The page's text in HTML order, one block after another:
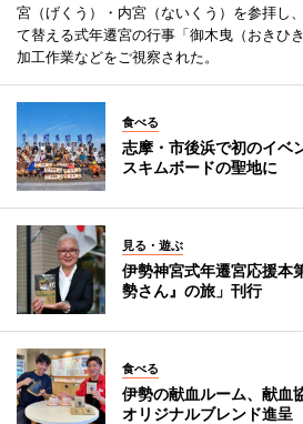
宮（げくう）・内宮（ないくう）を参拝し
て替える式年遷宮の行事「御木曳（おきひ
加工作業などをご視察された。
食べる
志摩・市後浜で初のイ
スキムボードの聖地に
見る・遊ぶ
伊勢神宮式年遷宮応援
勢さん』の旅」刊行
食べる
伊勢の献血ルーム、献血
オリジナルブレンド進呈